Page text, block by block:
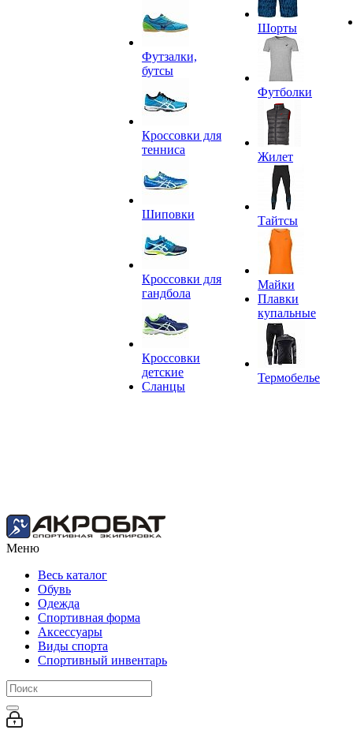
Футзалки,
бутсы
Кроссовки для
тенниса
Шиповки
Кроссовки для
гандбола
Кроссовки
детские
Сланцы
Шорты
Футболки
Жилет
Тайтсы
Майки
Плавки
купальные
Термобелье
Меню
Весь каталог
Обувь
Одежда
Спортивная форма
Аксессуары
Виды спорта
Спортивный инвентарь